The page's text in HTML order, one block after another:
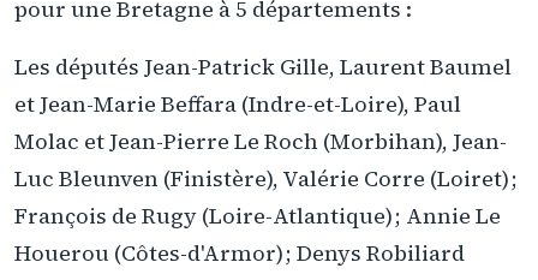
pour une Bretagne à 5 départements :
Les députés Jean-Patrick Gille, Laurent Baumel
et Jean-Marie Beffara (Indre-et-Loire), Paul
Molac et Jean-Pierre Le Roch (Morbihan), Jean-
Luc Bleunven (Finistère), Valérie Corre (Loiret) ;
François de Rugy (Loire-Atlantique) ; Annie Le
Houerou (Côtes-d'Armor) ; Denys Robiliard